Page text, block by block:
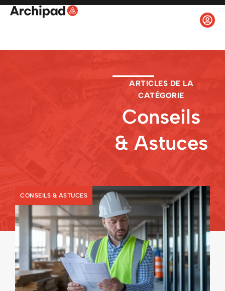
ARTICLES DE LA
CATÉGORIE
Conseils
& Astuces
CONSEILS & ASTUCES